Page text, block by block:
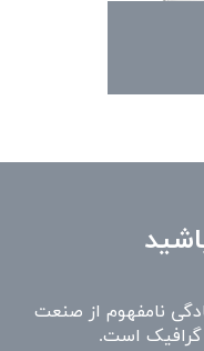
نامفهوم از صنعت
گرافیک است.